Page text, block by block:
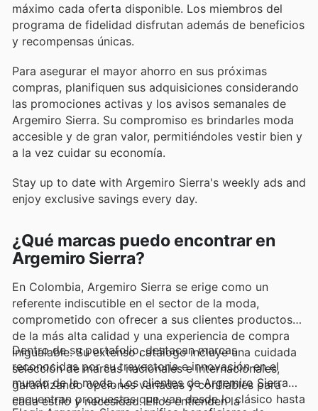
máximo cada oferta disponible. Los miembros del
programa de fidelidad disfrutan además de beneficios
y recompensas únicas.
Para asegurar el mayor ahorro en sus próximas
compras, planifiquen sus adquisiciones considerando
las promociones activas y los avisos semanales de
Argemiro Sierra. Su compromiso es brindarles moda
accesible y de gran valor, permitiéndoles vestir bien y
a la vez cuidar su economía.
Stay up to date with Argemiro Sierra's weekly ads and
enjoy exclusive savings every day.
¿Qué marcas puedo encontrar en
Argemiro Sierra?
En Colombia, Argemiro Sierra se erige como un
referente indiscutible en el sector de la moda,
comprometido con ofrecer a sus clientes productos
de la más alta calidad y una experiencia de compra
inigualable. Su extenso catálogo incluye una cuidada
selección de marcas nacionales e internacionales,
garantizando opciones variadas y confiables para
cada estilo y necesidad. Ellos entienden la
Dentro de su portafolio, destacan marcas
reconocidas por su trayectoria e innovación en el
mundo de la moda. Los clientes de Argemiro Sierra
encuentran propuestas que van desde lo clásico hasta